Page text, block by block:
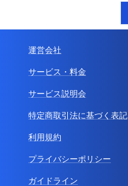
運営会社
サービス・料金
サービス説明会
特定商取引法に基づく表記
利用規約
プライバシーポリシー
ガイドライン